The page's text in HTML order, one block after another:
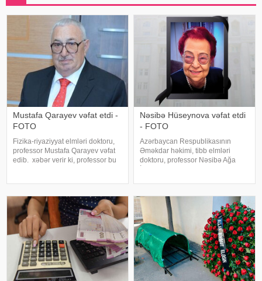
Mustafa Qarayev vəfat etdi -
FOTO
Fizika-riyaziyyat elmləri doktoru,
professor Mustafa Qarayev vəfat
edib. xəbər verir ki, professor bu
kəndində anadan olub. O
Nəsibə Hüseynova vəfat etdi
- FOTO
Azərbaycan Respublikasının
Əməkdar həkimi, tibb elmləri
doktoru, professor Nəsibə Ağa
Müalicə-profilaktika fakültəsinin
Uşa